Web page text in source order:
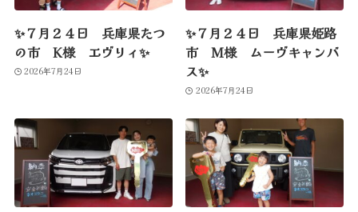
✨７月２４日 兵庫県たつ
の市 K様 エヴリィ✨
2026年7月24日
✨７月２４日 兵庫県姫路
市 M様 ムーヴキャンバ
ス✨
2026年7月24日